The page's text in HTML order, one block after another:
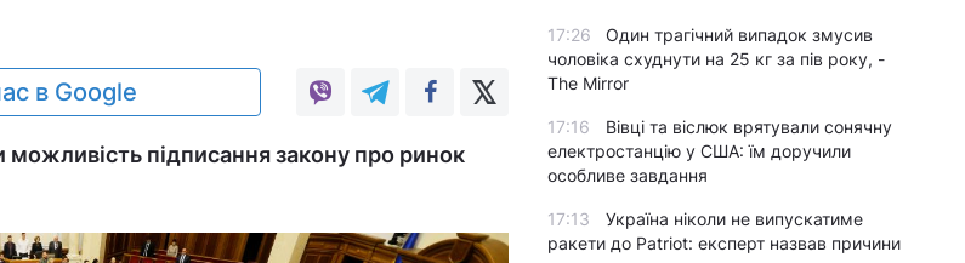
в Google
підписання закону про ринок
17:26
Один трагічний випадок змусив
чоловіка схуднути на 25 кг за пів року, -
The Mirror
17:16
Вівці та віслюк врятували сонячну
електростанцію у США: їм доручили
особливе завдання
17:13
Україна ніколи не випускатиме
ракети до Patriot: експерт назвав причини